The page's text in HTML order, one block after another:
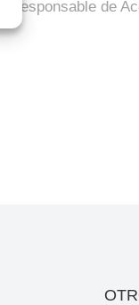
Responsable de